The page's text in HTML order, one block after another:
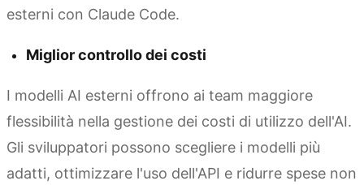
esterni con Claude Code.
Miglior controllo dei costi
I modelli AI esterni offrono ai team maggiore
flessibilità nella gestione dei costi di utilizzo dell'AI.
Gli sviluppatori possono scegliere i modelli più
adatti, ottimizzare l'uso dell'API e ridurre spese non